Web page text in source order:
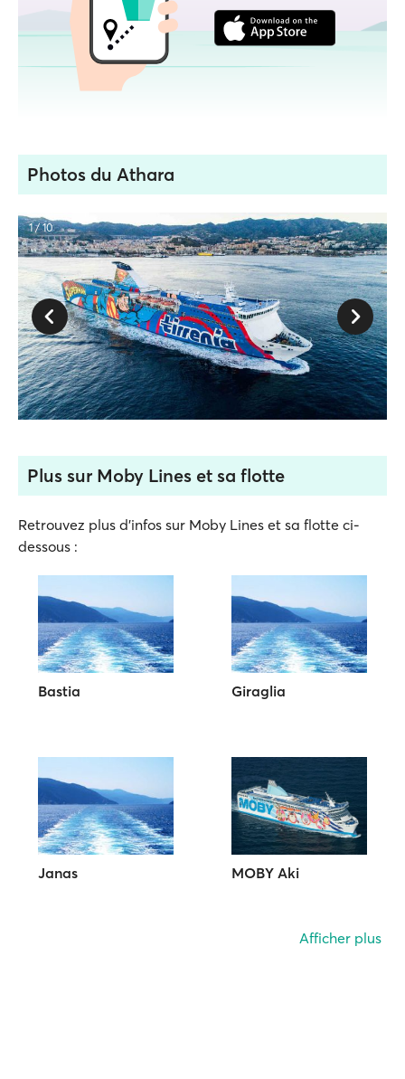
Photos du Athara
1 / 10
Plus sur Moby Lines et sa flotte
Retrouvez plus d'infos sur Moby Lines et sa flotte ci-
dessous :
Bastia Giraglia
Janas MOBY Aki
Afficher plus